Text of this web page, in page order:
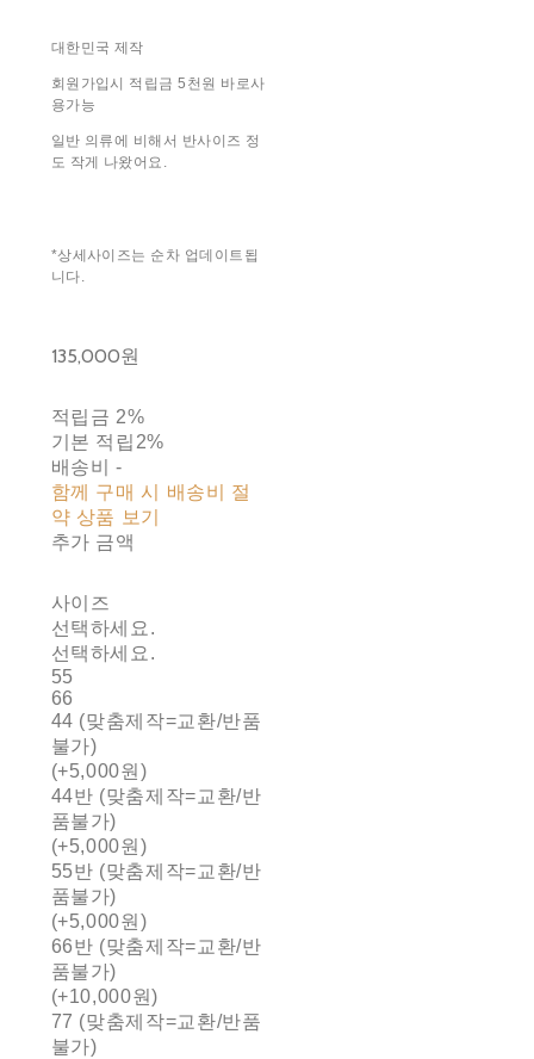
대한민국 제작
회원가입시 적립금 5천원 바로사
용가능
일반 의류에 비해서 반사이즈 정
도 작게 나왔어요.
*상세사이즈는 순차 업데이트됩
니다.
135,000원
적립금 2%
기본 적립 2%
배송비-
함께 구매 시 배송비 절
약 상품 보기
추가 금액
사이즈
선택하세요.
선택하세요.
55
66
44 (맞춤제작=교환/반품
불가)
(+5,000원)
44반 (맞춤제작=교환/반
품불가)
(+5,000원)
55반 (맞춤제작=교환/반
품불가)
(+5,000원)
66반 (맞춤제작=교환/반
품불가)
(+10,000원)
77 (맞춤제작=교환/반품
불가)